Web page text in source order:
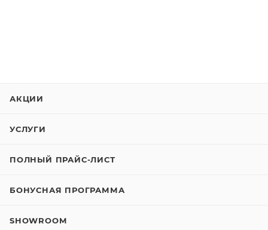
АКЦИИ
УСЛУГИ
ПОЛНЫЙ ПРАЙС-ЛИСТ
БОНУСНАЯ ПРОГРАММА
SHOWROOM